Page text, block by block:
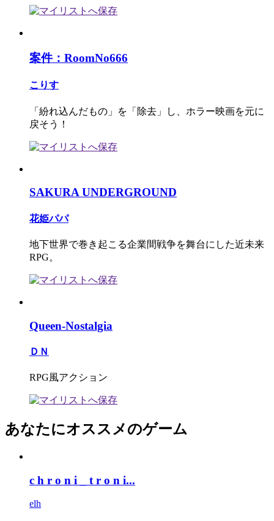
案件：RoomNo666
こりす
「紛れ込んだもの」を「除去」し、ホラー映画を元に
戻そう！
SAKURA UNDERGROUND
花姫パパ
地下世界で巻き起こる企業間戦争を舞台にした近未来
RPG。
Queen-Nostalgia
ＤＮ
RPG風アクション
あなたにオススメのゲーム
c h r o n i _ t r o n i...
elh